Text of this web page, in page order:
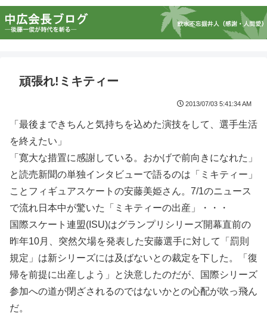
頑張れ!ミキティー
2013/07/03 5:41:34 AM
「最後まできちんと気持ちを込めた演技をして、選手生活
を終えたい」
「寛大な措置に感謝している。おかげで前向きになれた」
と読売新聞の単独インタビューで語るのは「ミキティー」
ことフィギュアスケートの安藤美姫さん。7/1のニュース
で流れ日本中が驚いた「ミキティーの出産」・・・
国際スケート連盟(ISU)はグランプリシリーズ開幕直前の
昨年10月、突然欠場を発表した安藤選手に対して「罰則
規定」は新シリーズには及ばないとの裁定を下した。「復
帰を前提に出産しよう」と決意したのだが、国際シリーズ
参加への道が閉ざされるのではないかとの心配が吹っ飛ん
だ。